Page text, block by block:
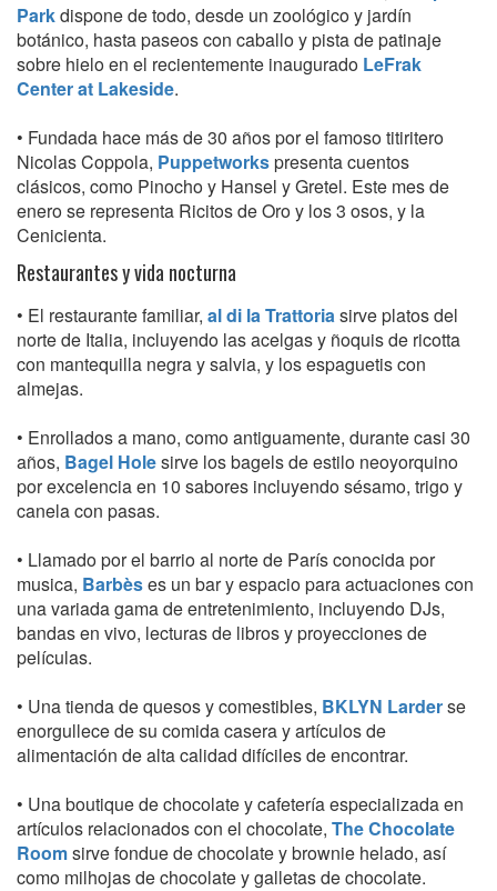
Parkdispone de todo, desde un zoológico y jardín
botánico, hasta paseos con caballo y pista de patinaje
sobre hielo en el recientemente inaugurado LeFrak
Center at Lakeside.
• Fundada hace más de 30 años por el famoso titiritero
Nicolas Coppola, Puppetworkspresenta cuentos
clásicos, como Pinocho y Hansel y Gretel. Este mes de
enero se representa Ricitos de Oro y los 3 osos, y la
Cenicienta.
Restaurantes y vida nocturna
• El restaurante familiar, al di la Trattoria sirve platos del
norte de Italia, incluyendo las acelgas y ñoquis de ricotta
con mantequilla negra y salvia, y los espaguetis con
almejas.
• Enrollados a mano, como antiguamente, durante casi 30
años, Bagel Holesirve los bagels de estilo neoyorquino
por excelencia en 10 sabores incluyendo sésamo, trigo y
canela con pasas.
• Llamado por el barrio al norte de París conocida por
musica, Barbèses un bar y espacio para actuaciones con
una variada gama de entretenimiento, incluyendo DJs,
bandas en vivo, lecturas de libros y proyecciones de
películas.
• Una tienda de quesos y comestibles, BKLYN Larderse
enorgullece de su comida casera y artículos de
alimentación de alta calidad difíciles de encontrar.
• Una boutique de chocolate y cafetería especializada en
artículos relacionados con el chocolate, The Chocolate
Roomsirve fondue de chocolate y brownie helado, así
como milhojas de chocolate y galletas de chocolate.